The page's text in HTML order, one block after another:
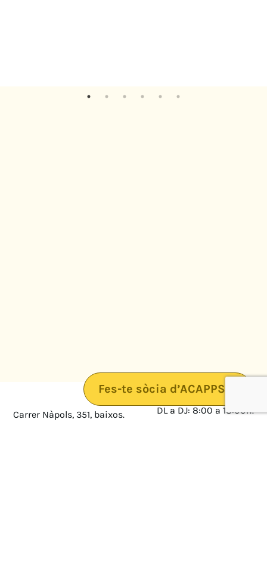
Fes-te sòcia d’ACAPPS
Carrer Nàpols, 351, baixos.
08025 · Barcelona
DL a DJ: 8:00 a 18:00h.